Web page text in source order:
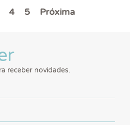
4 5 Próxima
receber novidades.